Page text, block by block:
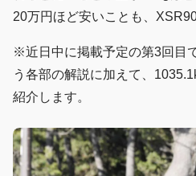
20万円ほど安いことも、
※近日中に掲載予定の第3回目
う各部の解説に加えて、
紹介します。